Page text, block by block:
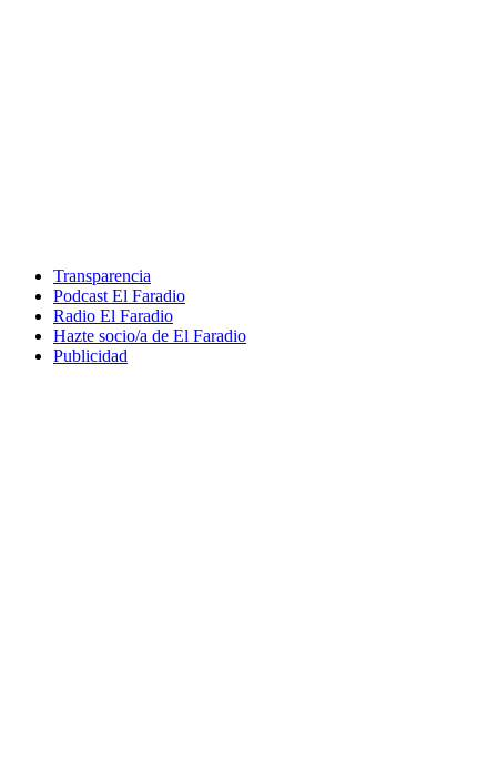
Transparencia
Podcast El Faradio
Radio El Faradio
Hazte socio/a de El Faradio
Publicidad